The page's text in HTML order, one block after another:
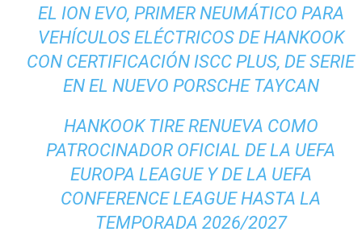
EL ION EVO, PRIMER NEUMÁTICO PARA
VEHÍCULOS ELÉCTRICOS DE HANKOOK
CON CERTIFICACIÓN ISCC PLUS, DE SERIE
EN EL NUEVO PORSCHE TAYCAN
HANKOOK TIRE RENUEVA COMO
PATROCINADOR OFICIAL DE LA UEFA
EUROPA LEAGUE Y DE LA UEFA
CONFERENCE LEAGUE HASTA LA
TEMPORADA 2026/2027